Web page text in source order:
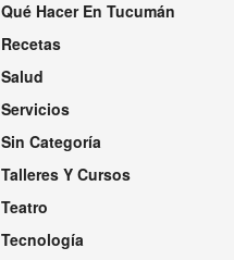
Qué Hacer En Tucumán
Recetas
Salud
Servicios
Sin Categoría
Talleres Y Cursos
Teatro
Tecnología